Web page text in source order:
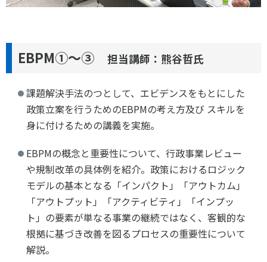
EBPM①～③ 担当講師：熊谷哲氏
課題解決手法のつとして、エビデンスをもとにした
政策立案を行うためのEBPMの考え方及び スキルを
身に付けるための講義を実施。
EBPMの概念と重要性について、行政事業レビュー
や規制改革の具体例を紹介。政策におけるロジック
モデルの基本となる「インパクト」「アウトカム」
「アウトプット」「アクティビティ」「インプッ
ト」の要素が単なる事業の継続ではなく、客観的な
根拠に基づき改善を図るプロセスの重要性について
解説。